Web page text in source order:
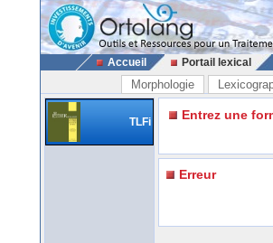
Accueil Portail lexical
Morphologie
TLFi Entrez une
Erreur